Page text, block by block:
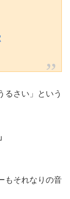
るさい」という
もそれなりの音